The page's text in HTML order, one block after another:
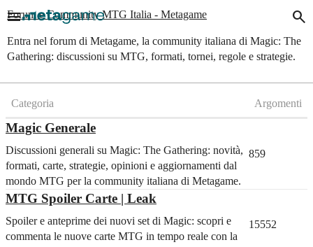
menu search
Forum e Community MTG Italia - Metagame
Entra nel forum di Metagame, la community italiana di Magic: The
Gathering: discussioni su MTG, formati, tornei, regole e strategie.
Categoria Argomenti
Magic Generale
Discussioni generali su Magic: The Gathering: novità,
formati, carte, strategie, opinioni e aggiornamenti dal
mondo MTG per la community italiana di Metagame.
859
MTG Spoiler Carte | Leak
Spoiler e anteprime dei nuovi set di Magic: scopri e
commenta le nuove carte MTG in tempo reale con la
15552